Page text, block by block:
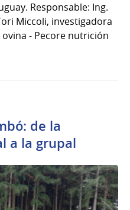
Responsable: Ing.
Miccoli, investigadora
- Pecore nutrición
de la
a la grupal